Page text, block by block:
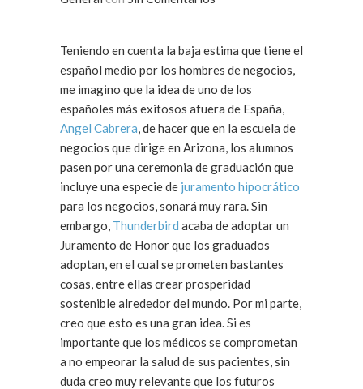
Teniendo en cuenta la baja estima que tiene el
español medio por los hombres de negocios,
me imagino que la idea de uno de los
españoles más exitosos afuera de España,
Angel Cabrera, de hacer que en la escuela de
negocios que dirige en Arizona, los alumnos
pasen por una ceremonia de graduación que
incluye una especie de juramento hipocrático
para los negocios, sonará muy rara. Sin
embargo, Thunderbird acaba de adoptar un
Juramento de Honor que los graduados
adoptan, en el cual se prometen bastantes
cosas, entre ellas crear prosperidad
sostenible alrededor del mundo. Por mi parte,
creo que esto es una gran idea. Si es
importante que los médicos se comprometan
a no empeorar la salud de sus pacientes, sin
duda creo muy relevante que los futuros